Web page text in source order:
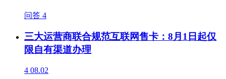
问答 4
三大运营商联合规范互联网售卡：8月1日起仅
限自有渠道办理
4 08.02